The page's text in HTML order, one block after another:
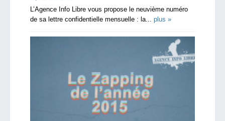
L’Agence Info Libre vous propose le neuvième numéro
de sa lettre confidentielle mensuelle : la... plus »